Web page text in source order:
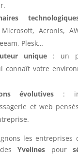
Acronis,
Plesk…
unique: un
connaît votre
évolutives :
et web
les entreprises
desYvelines pour